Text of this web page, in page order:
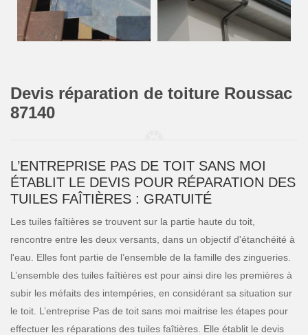
Devis réparation de toiture Roussac
87140
L’ENTREPRISE PAS DE TOIT SANS MOI
ÉTABLIT LE DEVIS POUR RÉPARATION DES
TUILES FAÎTIÈRES : GRATUITÉ
Les tuiles faîtières se trouvent sur la partie haute du toit,
rencontre entre les deux versants, dans un objectif d'étanchéité à
l'eau. Elles font partie de l’ensemble de la famille des zingueries.
L’ensemble des tuiles faîtières est pour ainsi dire les premières à
subir les méfaits des intempéries, en considérant sa situation sur
le toit. L’entreprise Pas de toit sans moi maitrise les étapes pour
effectuer les réparations des tuiles faîtières. Elle établit le devis